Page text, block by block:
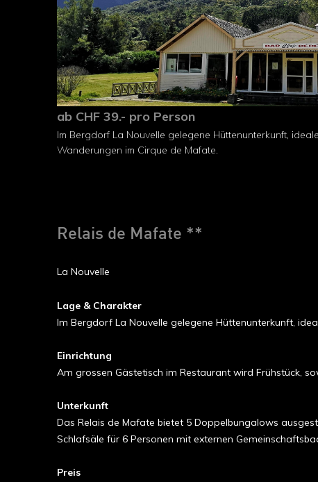
ab CHF 39.- pro Person
Im Bergdorf La Nouvelle gelegene Hüttenunterkunft,
Wanderungen im Cirque de Mafate.
Relais de Mafate **
La Nouvelle
Lage & Charakter
Im Bergdorf La Nouvelle gelegene Hüttenunterkunft,
Einrichtung
Am grossen Gästetisch im Restaurant wird Frühstück,
Unterkunft
Das Relais de Mafate bietet 5 Doppelbungalows
Schlafsäle für 6 Personen mit externen
Preis